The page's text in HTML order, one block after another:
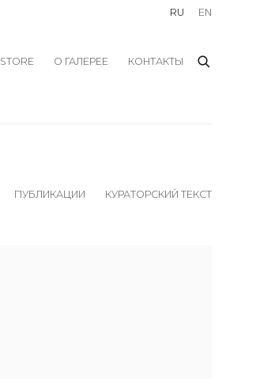
STORE О ГАЛЕРЕЕ КОНТАКТЫ
RU EN
ПУБЛИКАЦИИ КУРАТОРСКИЙ ТЕКСТ